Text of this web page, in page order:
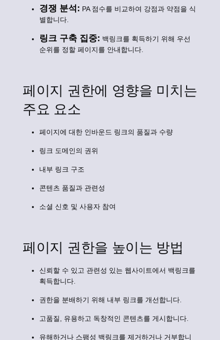
경쟁 분석: PA 점수를 비교하여 강점과 약점을 식
별합니다.
링크 구축 집중: 백링크를 획득하기 위해 우선
순위를 정할 페이지를 안내합니다.
페이지 권한에 영향을 미치는
주요 요소
페이지에 대한 인바운드 링크의 품질과 수량
링크 도메인의 권위
내부 링크 구조
콘텐츠 품질과 관련성
소셜 신호 및 사용자 참여
페이지 권한을 높이는 방법
신뢰할 수 있고 관련성 있는 웹사이트에서 백링크를
획득합니다.
권한을 분배하기 위해 내부 링크를 개선합니다.
고품질, 유용하고 독창적인 콘텐츠를 게시합니다.
유해하거나 스팸성 백링크를 제거하거나 거부합니